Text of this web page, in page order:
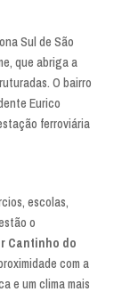
Sul de São
que abriga a
O bairro
Eurico
ferroviária
escolas,
o
Cantinho do
com a
e um clima mais